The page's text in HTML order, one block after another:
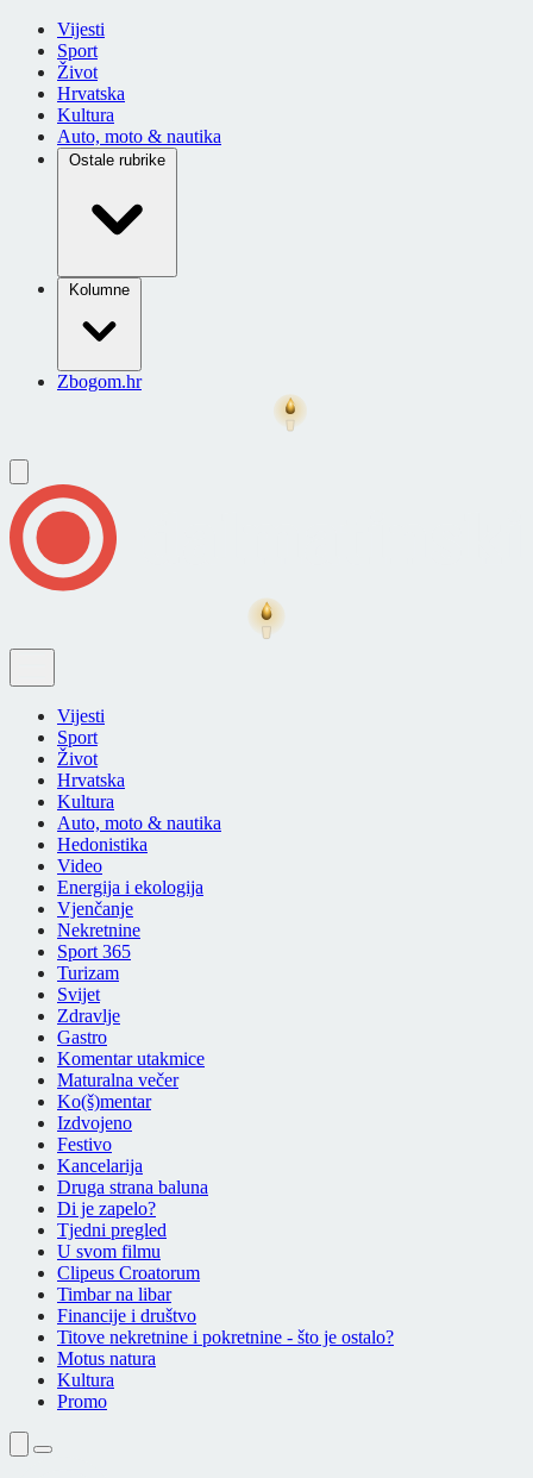
Vijesti
Sport
Život
Hrvatska
Kultura
Auto, moto & nautika
Ostale rubrike
Kolumne
Zbogom.hr
Vijesti
Sport
Život
Hrvatska
Kultura
Auto, moto & nautika
Hedonistika
Video
Energija i ekologija
Vjenčanje
Nekretnine
Sport 365
Turizam
Svijet
Zdravlje
Gastro
Komentar utakmice
Maturalna večer
Ko(š)mentar
Izdvojeno
Festivo
Kancelarija
Druga strana baluna
Di je zapelo?
Tjedni pregled
U svom filmu
Clipeus Croatorum
Timbar na libar
Financije i društvo
Titove nekretnine i pokretnine - što je ostalo?
Motus natura
Kultura
Promo